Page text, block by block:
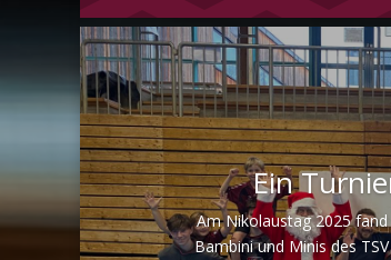
Ein
Am Nikolaustag 2025
Bambini und Minis des